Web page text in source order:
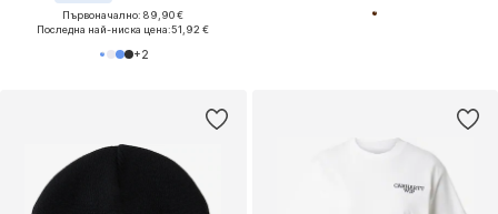
Първоначално: 89,90 €
Последна най-ниска цена:51,92 €
+2